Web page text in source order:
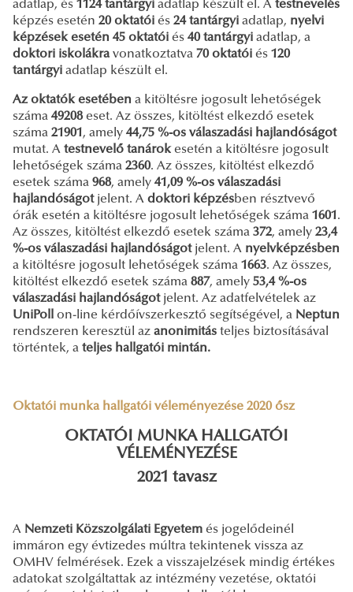
adatlap, és 1124 tantárgyi adatlap készült el. A testnevelés
képzés esetén 20 oktatói és 24 tantárgyi adatlap, nyelvi
képzések esetén 45 oktatói és 40 tantárgyi adatlap, a
doktori iskolákravonatkoztatva 70 oktatói és 120
tantárgyi adatlap készült el.
Az oktatók esetében a kitöltésre jogosult lehetőségek
száma 49208 eset. Az összes, kitöltést elkezdő esetek
száma 21901, amely 44,75 %-os válaszadási hajlandóságot
mutat. A testnevelő tanárokesetén a kitöltésre jogosult
lehetőségek száma 2360. Az összes, kitöltést elkezdő
esetek száma 968, amely 41,09 %-os válaszadási
hajlandóságot jelent. A doktori képzésben résztvevő
órák esetén a kitöltésre jogosult lehetőségek száma 1601.
Az összes, kitöltést elkezdő esetek száma 372, amely 23,4
%-os válaszadási hajlandóságot jelent. A nyelvképzésben
a kitöltésre jogosult lehetőségek száma 1663. Az összes,
kitöltést elkezdő esetek száma 887, amely 53,4 %-os
válaszadási hajlandóságot jelent. Az adatfelvételek az
UniPoll on-line kérdőívszerkesztő segítségével, a Neptun
rendszeren keresztül az anonimitás teljes biztosításával
történtek, a teljes hallgatói mintán.
Oktatói munka hallgatói véleményezése 2020 ősz
OKTATÓI MUNKA HALLGATÓI
VÉLEMÉNYEZÉSE
2021 tavasz
A Nemzeti Közszolgálati Egyetem és jogelődeinél
immáron egy évtizedes múltra tekintenek vissza az
OMHV felmérések. Ezek a visszajelzések mindig értékes
adatokat szolgáltattak az intézmény vezetése, oktatói